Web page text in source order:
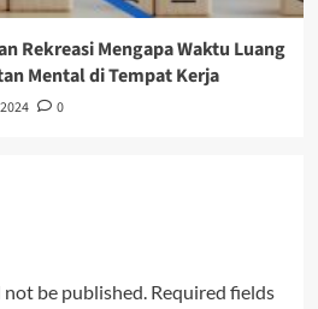
Rekreasi Mengapa Waktu Luang
Mental di Tempat Kerja
0
be published. Required fields